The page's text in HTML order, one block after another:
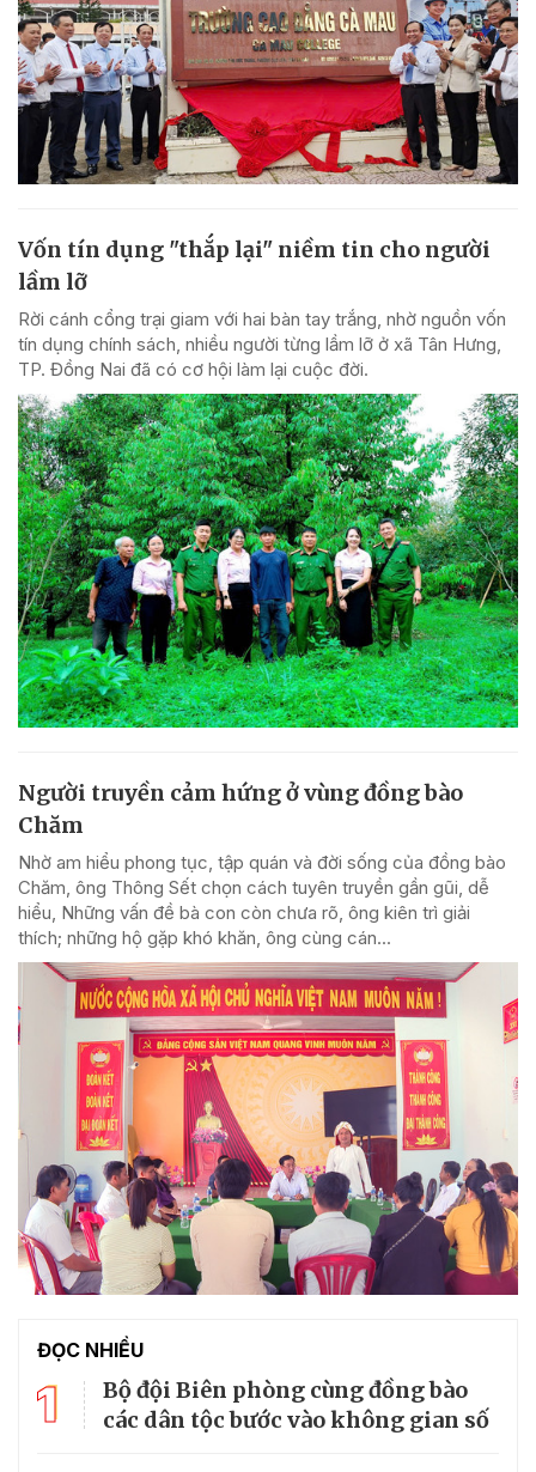
Vốn tín dụng "thắp lại" niềm tin cho người
lầm lỡ
Rời cánh cổng trại giam với hai bàn tay trắng, nhờ nguồn vốn
tín dụng chính sách, nhiều người từng lầm lỡ ở xã Tân Hưng,
TP. Đồng Nai đã có cơ hội làm lại cuộc đời.
Người truyền cảm hứng ở vùng đồng bào
Chăm
Nhờ am hiểu phong tục, tập quán và đời sống của đồng bào
Chăm, ông Thông Sết chọn cách tuyên truyền gần gũi, dễ
hiểu, Những vấn đề bà con còn chưa rõ, ông kiên trì giải
thích; những hộ gặp khó khăn, ông cùng cán...
ĐỌC NHIỀU
1
Bộ đội Biên phòng cùng đồng bào
các dân tộc bước vào không gian số